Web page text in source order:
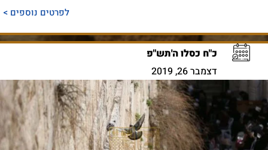
לפרטים נוספים >
כ"ח כסלו ה'תש"פ
דצמבר 26, 2019